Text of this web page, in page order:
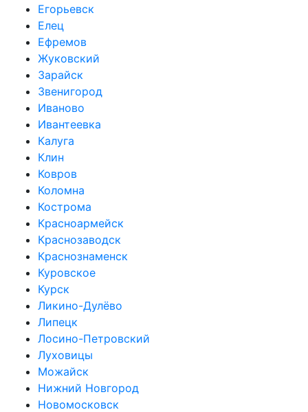
Егорьевск
Елец
Ефремов
Жуковский
Зарайск
Звенигород
Иваново
Ивантеевка
Калуга
Клин
Ковров
Коломна
Кострома
Красноармейск
Краснозаводск
Краснознаменск
Куровское
Курск
Ликино-Дулёво
Липецк
Лосино-Петровский
Луховицы
Можайск
Нижний Новгород
Новомосковск